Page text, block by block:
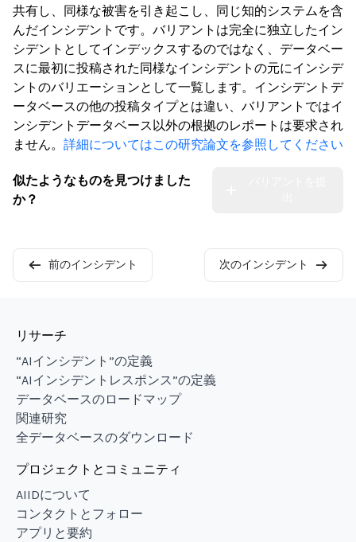
共有し、同様な被害を引き起こし、同じ知的システムを含
んだインシデントです。バリアントは完全に独立したイン
シデントとしてインデックスするのではなく、データベー
スに最初に投稿された同様なインシデントの元にインシデ
ントのバリエーションとして一覧します。インシデントデ
ータベースの他の投稿タイプとは違い、バリアントではイ
ンシデントデータベース以外の根拠のレポートは要求され
ません。 詳細についてはこの研究論文を参照してください
似たようなものを見つけました
か？
前のインシデント 次のインシデント
リサーチ
“AIインシデント”の定義
“AIインシデントレスポンス”の定義
データベースのロードマップ
関連研究
全データベースのダウンロード
プロジェクトとコミュニティ
AIIDについて
コンタクトとフォロー
アプリと要約